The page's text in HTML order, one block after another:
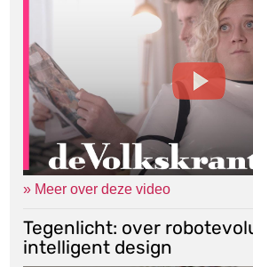
» Meer over deze video
Tegenlicht: over
intelligent design